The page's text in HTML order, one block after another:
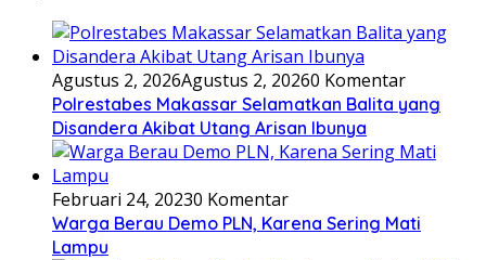
Agustus 2, 2026Agustus 2, 20260 Komentar
Polrestabes Makassar Selamatkan Balita yang
Disandera Akibat Utang Arisan Ibunya
Februari 24, 20230 Komentar
Warga Berau Demo PLN, Karena Sering Mati
Lampu